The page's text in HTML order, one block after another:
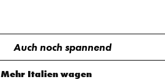
Auch noch spannend
Mehr Italien wagen